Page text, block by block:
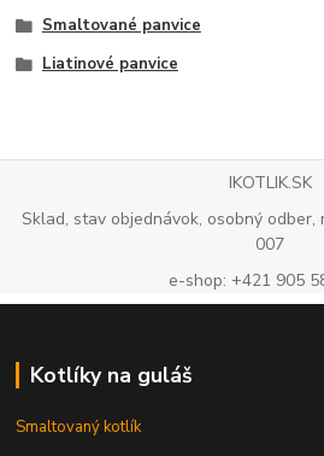
Smaltované panvice
Liatinové panvice
IKOTLIK.SK
Sklad, stav objednávok, osobný
007
e-shop: +421 905
Kotlíky na guláš
Smaltovaný kotlík